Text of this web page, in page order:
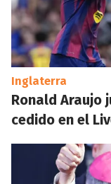
Inglaterra
Ronald Araujo
cedido en el